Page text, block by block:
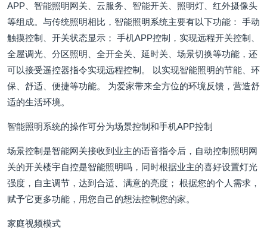
APP、智能照明网关、云服务、智能开关、照明灯、红外摄像头
等组成。与传统照明相比，智能照明系统主要有以下功能： 手动
触摸控制、开关状态显示； 手机APP控制，实现远程开关控制、
全屋调光、分区照明、全开全关、延时关、场景切换等功能，还
可以接受遥控器指令实现远程控制。 以实现智能照明的节能、环
保、舒适、便捷等功能。 为爱家带来全方位的环境反馈，营造舒
适的生活环境。
智能照明系统的操作可分为场景控制和手机APP控制
场景控制是智能网关接收到业主的语音指令后，自动控制照明网
关的开关楼宇自控是智能照明吗，同时根据业主的喜好设置灯光
强度，自主调节，达到合适、满意的亮度； 根据您的个人需求，
赋予它更多功能，用您自己的想法控制您的家。
家庭视频模式